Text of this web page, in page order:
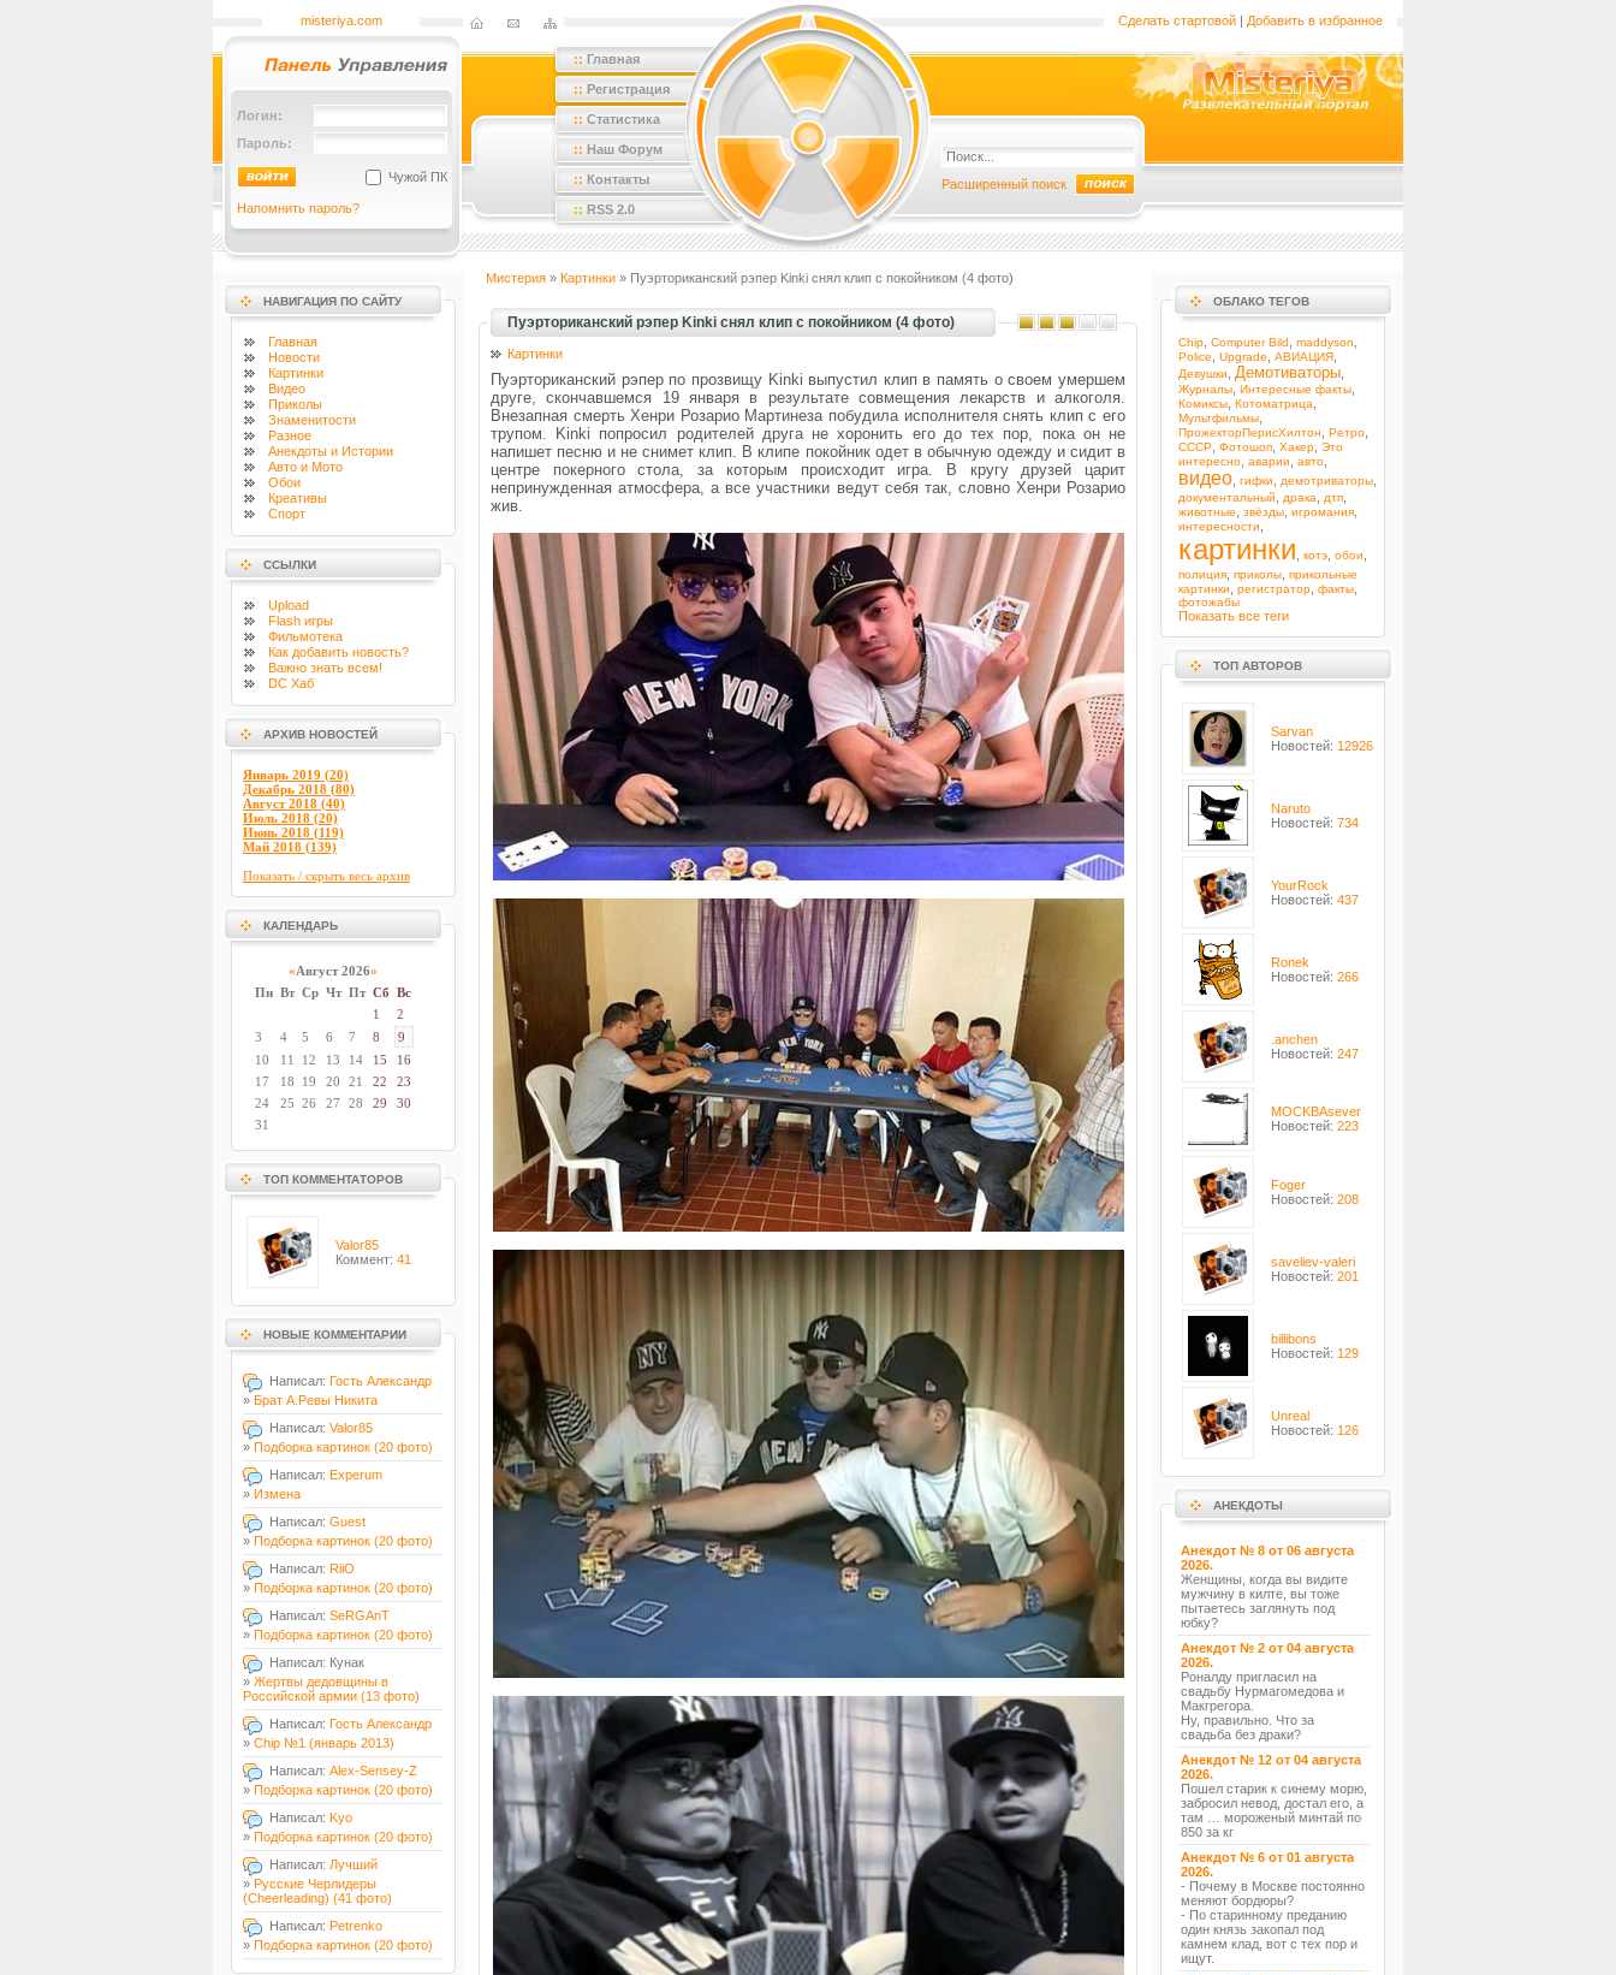
misteriya.com Сделать стартовой | Добавить в избранное
Логин:
Пароль:
Чужой ПК
Напомнить пароль?
:: Главная
:: Регистрация
:: Статистика
:: Наш Форум
:: Контакты
:: RSS 2.0
Расширенный поиск
НАВИГАЦИЯ ПО САЙТУ
Главная
Новости
Картинки
Видео
Приколы
Знаменитости
Разное
Анекдоты и Истории
Авто и Мото
Обои
Креативы
Спорт
ССЫЛКИ
Upload
Flash игры
Фильмотека
Как добавить новость?
Важно знать всем!
DC Хаб
АРХИВ НОВОСТЕЙ
Январь 2019 (20)
Декабрь 2018 (80)
Август 2018 (40)
Июль 2018 (20)
Июнь 2018 (119)
Май 2018 (139)
Показать / скрыть весь архив
КАЛЕНДАРЬ
«Август 2026»
Пн Вт Ср Чт Пт Сб Вс
1
2
3
4 5 6 7 8
9
10
11 12 13 14 15
16
17
18 19 20 21 22
23
24
25 26 27 28 29
30
31
ТОП КОММЕНТАТОРОВ
Valor85
Коммент: 41
НОВЫЕ КОММЕНТАРИИ
Написал: Гость Александр
» Брат А.Ревы Никита
Написал: Valor85
» Подборка картинок (20 фото)
Написал: Experum
» Измена
Написал: Guest
» Подборка картинок (20 фото)
Написал: RiiO
» Подборка картинок (20 фото)
Написал: SeRGAnT
» Подборка картинок (20 фото)
Написал: Кунак
» Жертвы дедовщины в
Российской армии (13 фото)
Написал: Гость Александр
» Chip №1 (январь 2013)
Написал: Alex-Sensey-Z
» Подборка картинок (20 фото)
Написал: Kyo
» Подборка картинок (20 фото)
Написал: Лучший
» Русские Черлидеры
(Cheerleading) (41 фото)
Написал: Petrenko
» Подборка картинок (20 фото)
Мистерия » Картинки » Пуэрториканский рэпер Kinki снял клип с покойником (4 фото)
Пуэрториканский рэпер Kinki снял клип с покойником (4 фото)
Картинки
Пуэрториканский рэпер по прозвищу Kinki выпустил клип в память о своем умершем
друге, скончавшемся 19 января в результате совмещения лекарств и алкоголя.
Внезапная смерть Хенри Розарио Мартинеза побудила исполнителя снять клип с его
трупом. Kinki попросил родителей друга не хоронить его до тех пор, пока он не
напишет песню и не снимет клип. В клипе покойник одет в обычную одежду и сидит в
центре покерного стола, за которым происходит игра. В кругу друзей царит
непринужденная атмосфера, а все участники ведут себя так, словно Хенри Розарио
жив.
ОБЛАКО ТЕГОВ
Chip Computer Bild maddyson
Police Upgrade АВИАЦИЯ
Девушки Демотиваторы
Журналы Интересные факты
Комиксы Котоматрица
Мультфильмы
ПрожекторПерисХилтон Ретро
СССР Фотошоп Хакер Это
интересно аварии авто
видео гифки демотриваторы
документальный драка дтп
животные звёзды игромания
интересности
картинки котэ обои
полиция приколы прикольные
картинки
регистратор факты
фотожабы
Показать все теги
ТОП АВТОРОВ
Sarvan
Новостей: 12926
Naruto
Новостей: 734
YourRock
Новостей: 437
Ronek
Новостей: 266
.anchen
Новостей: 247
MOCKBAsever
Новостей: 223
Foger
Новостей: 208
saveliev-valeri
Новостей: 201
billibons
Новостей: 129
Unreal
Новостей: 126
АНЕКДОТЫ
Анекдот № 8 от 06 августа
2026.
Женщины, когда вы видите
мужчину в килте, вы тоже
пытаетесь заглянуть под
юбку?
Анекдот № 2 от 04 августа
2026.
Роналду пригласил на
свадьбу Нурмагомедова и
Макгрегора.
Ну, правильно. Что за
свадьба без драки?
Анекдот № 12 от 04 августа
2026.
Пошел старик к синему морю,
забросил невод, достал его, а
там … мороженый минтай по
850 за кг
Анекдот № 6 от 01 августа
2026.
- Почему в Москве постоянно
меняют бордюры?
- По старинному преданию
один князь закопал под
камнем клад, вот с тех пор и
ищут.